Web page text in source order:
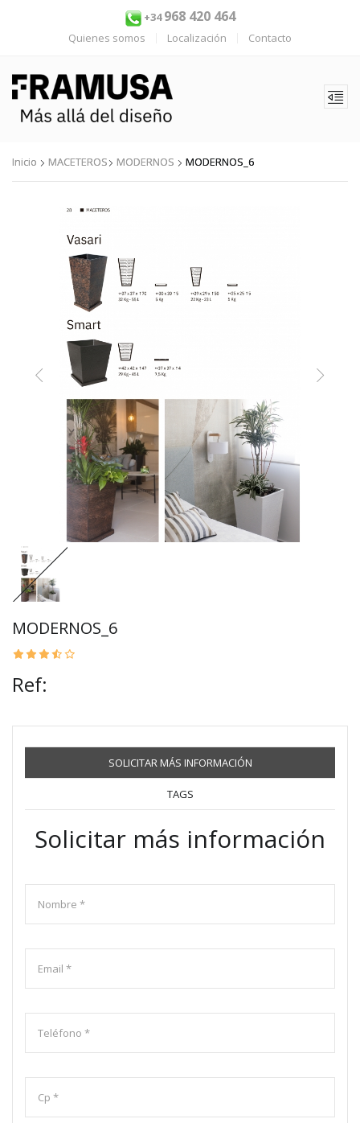
+34968 420 464
Quienes somos Localización Contacto
Inicio MACETEROS MODERNOS MODERNOS_6
MODERNOS_6
Ref:
SOLICITAR MÁS INFORMACIÓN
TAGS
Solicitar más información